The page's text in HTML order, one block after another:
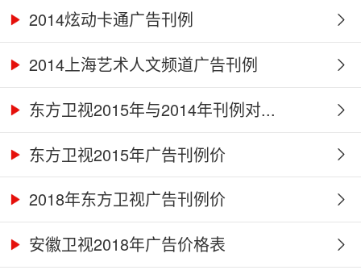
2014炫动卡通广告刊例
2014上海艺术人文频道广告刊例
东方卫视2015年与2014年刊例对...
东方卫视2015年广告刊例价
2018年东方卫视广告刊例价
安徽卫视2018年广告价格表